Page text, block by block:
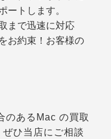
ートします。
まで迅速に対応
お約束！お客様の
のあるMac の買取
ひ当店にご相談